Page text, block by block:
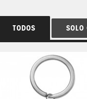
TODOS SOLO